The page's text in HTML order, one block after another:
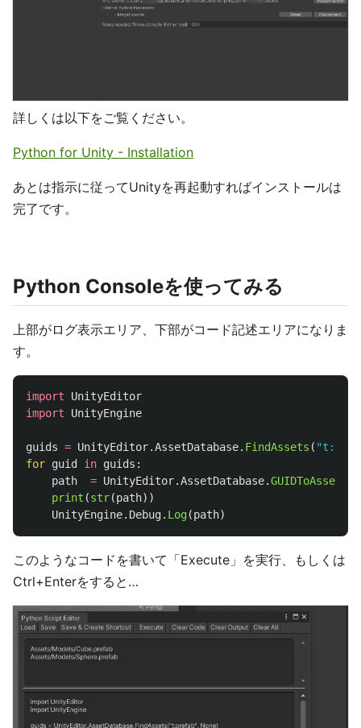
詳しくは以下をご覧ください。
Python for Unity - Installation
あとは指示に従ってUnityを再起動すればインストールは
完了です。
Python Consoleを使ってみる
上部がログ表示エリア、下部がコード記述エリアになりま
す。
import
UnityEditor
import
UnityEngine
guids = UnityEditor.AssetDatabase. FindAssets ( "
for guid in guids :
path
= UnityEditor.AssetDatabase.
print (str(path))
UnityEngine. Debug. Log(path)
このようなコードを書いて「Execute」を実行、もしくは
Ctrl+Enterをすると…